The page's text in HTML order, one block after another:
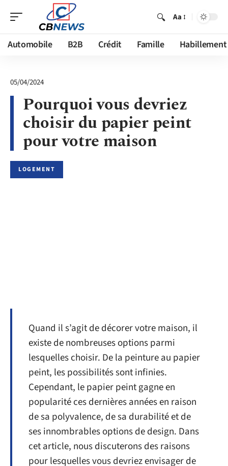
Aa
Automobile B2B Crédit Famille Habillement
05/04/2024
Pourquoi vous devriez
choisir du papier peint
pour votre maison
LOGEMENT
Quand il s’agit de décorer votre maison, il
existe de nombreuses options parmi
lesquelles choisir. De la peinture au papier
peint, les possibilités sont infinies.
Cependant, le papier peint gagne en
popularité ces dernières années en raison
de sa polyvalence, de sa durabilité et de
ses innombrables options de design. Dans
cet article, nous discuterons des raisons
pour lesquelles vous devriez envisager de